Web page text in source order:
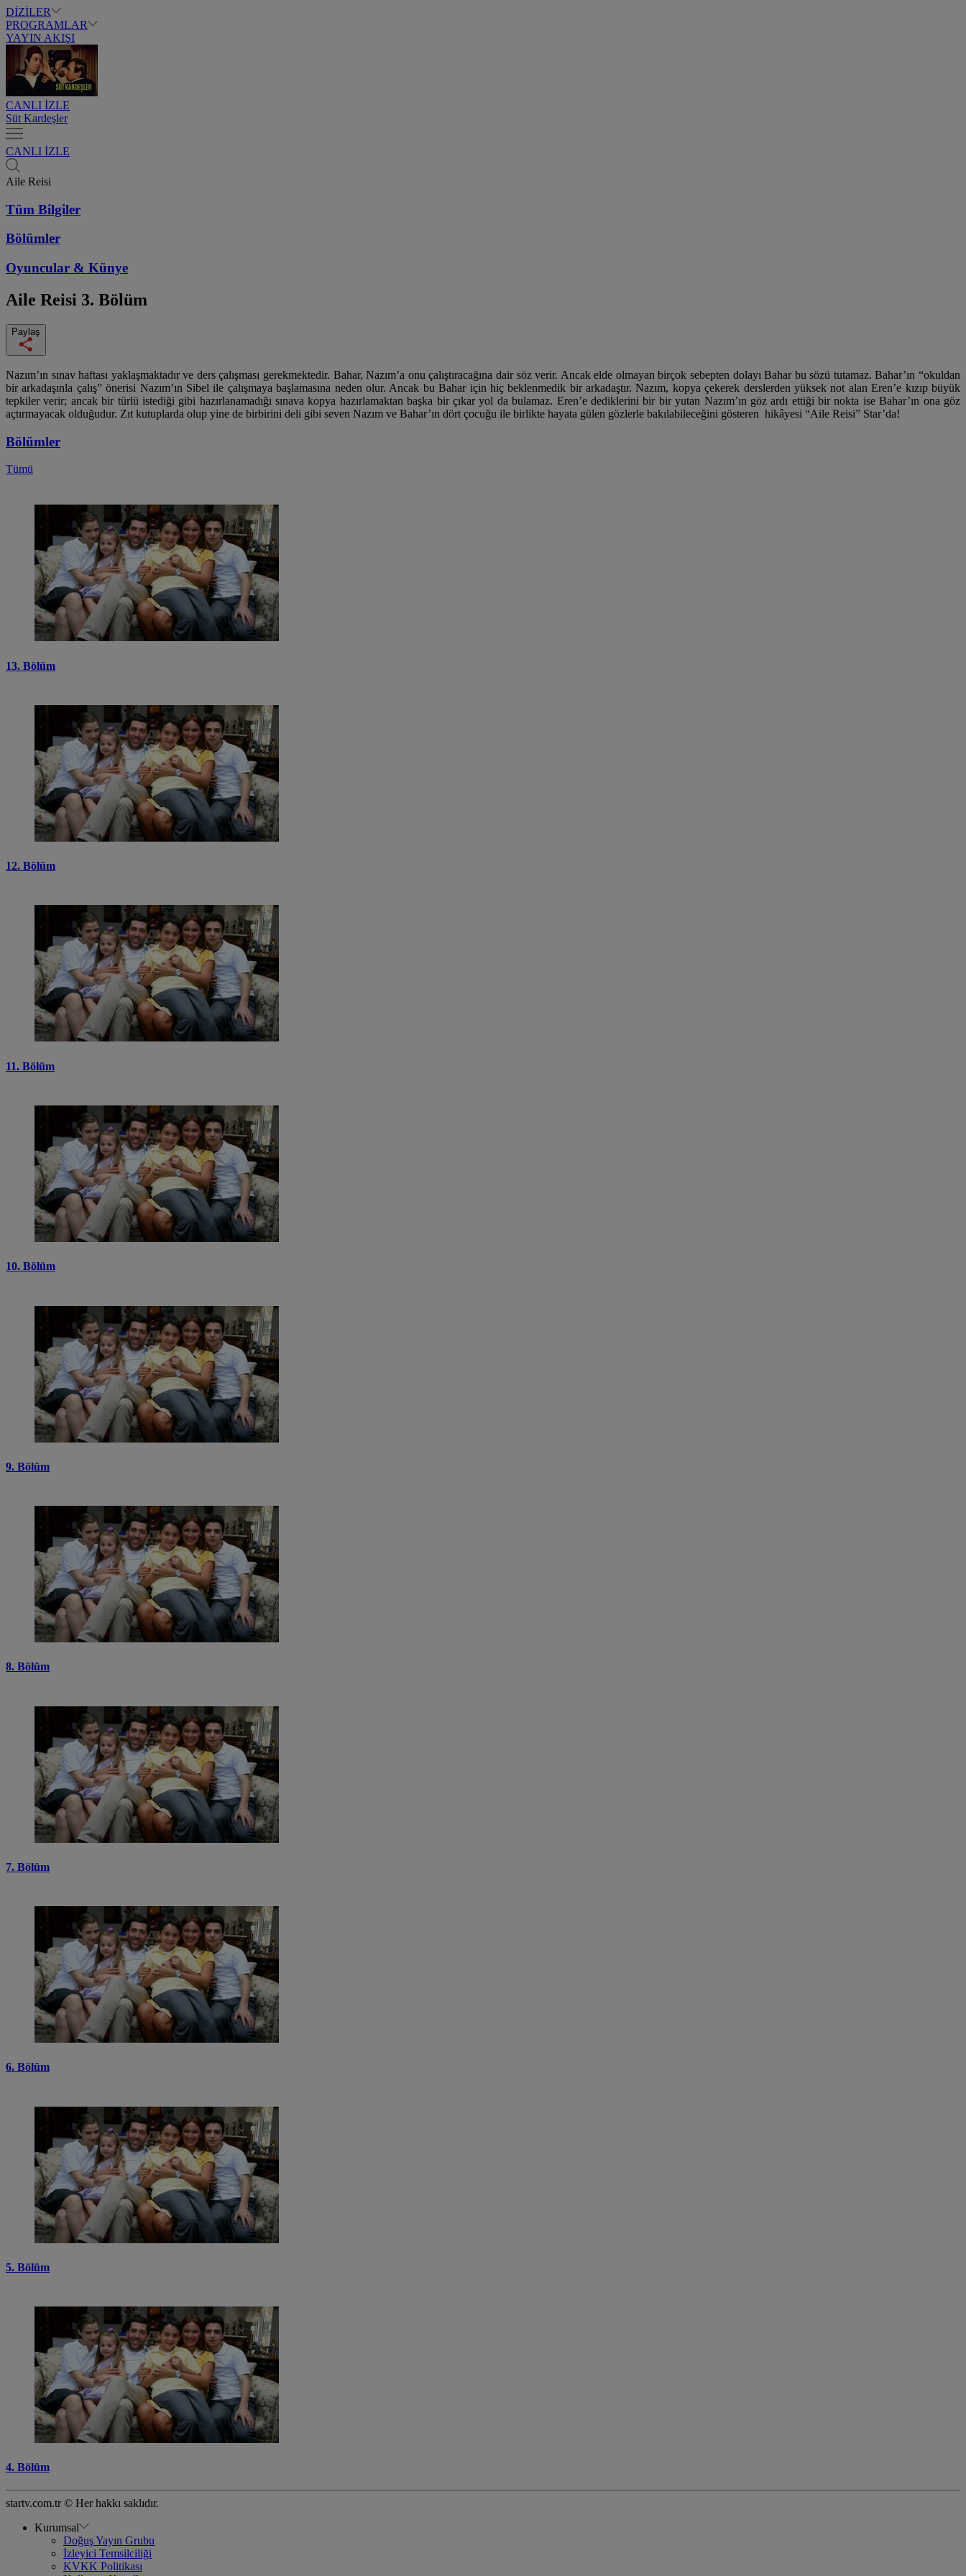
DİZİLER
PROGRAMLAR
YAYIN AKIŞI
CANLI İZLE
Süt Kardeşler
CANLI İZLE
Aile Reisi
Tüm Bilgiler
Bölümler
Oyuncular & Künye
Aile Reisi 3. Bölüm
Paylaş
Nazım’ın sınav haftası yaklaşmaktadır ve ders çalışması gerekmektedir. Bahar, Nazım’a onu çalıştıracağına dair söz verir. Ancak elde olmayan birçok sebepten dolayı Bahar bu sözü tutamaz. Bahar’ın “okuldan
bir arkadaşınla çalış” önerisi Nazım’ın Sibel ile çalışmaya başlamasına neden olur. Ancak bu Bahar için hiç beklenmedik bir arkadaştır. Nazım, kopya çekerek derslerden yüksek not alan Eren’e kızıp büyük
tepkiler verir; ancak bir türlü istediği gibi hazırlanamadığı sınava kopya hazırlamaktan başka bir çıkar yol da bulamaz. Eren’e dediklerini bir bir yutan Nazım’ın göz ardı ettiği bir nokta ise Bahar’ın ona göz
açtırmayacak olduğudur. Zıt kutuplarda olup yine de birbirini deli gibi seven Nazım ve Bahar’ın dört çocuğu ile birlikte hayata gülen gözlerle bakılabileceğini gösteren hikâyesi “Aile Reisi” Star’da!
Bölümler
Tümü
13. Bölüm
12. Bölüm
11. Bölüm
10. Bölüm
9. Bölüm
8. Bölüm
7. Bölüm
6. Bölüm
5. Bölüm
4. Bölüm
startv.com.tr © Her hakkı saklıdır.
Kurumsal
Doğuş Yayın Grubu
İzleyici Temsilciliği
KVKK Politikası